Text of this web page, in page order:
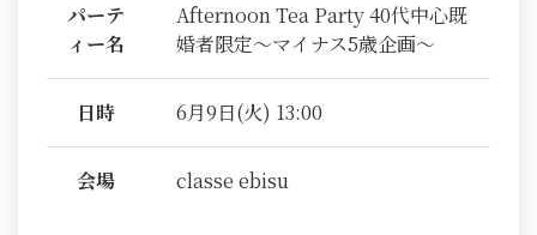
パーテ
ィー名
Afternoon Tea Party 40代中心既
婚者限定～マイナス5歳企画～
日時 6月9日(火) 13:00
会場 classe ebisu